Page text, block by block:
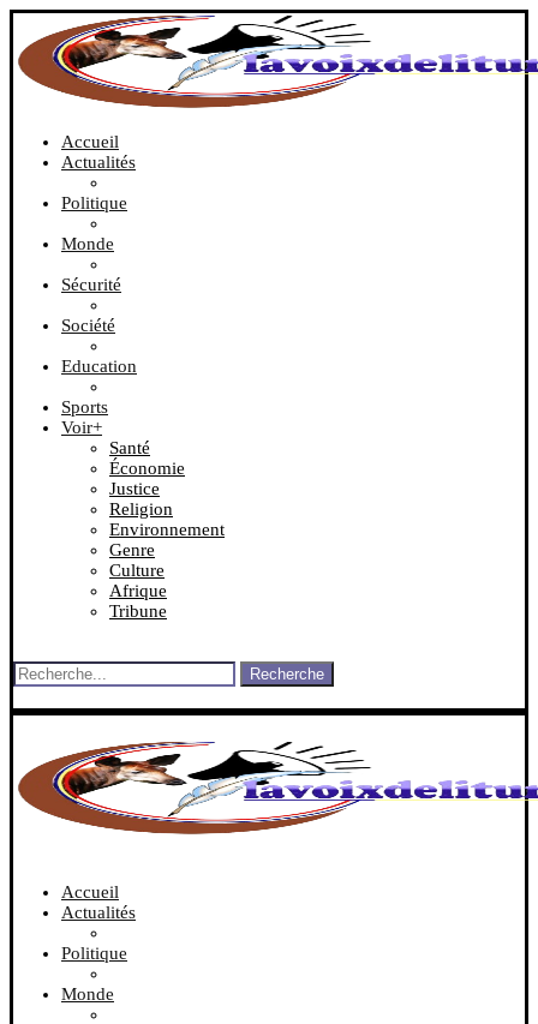
Accueil
Actualités
Politique
Monde
Sécurité
Société
Education
Sports
Voir+
Santé
Économie
Justice
Religion
Environnement
Genre
Culture
Afrique
Tribune
Recherche
Accueil
Actualités
Politique
Monde